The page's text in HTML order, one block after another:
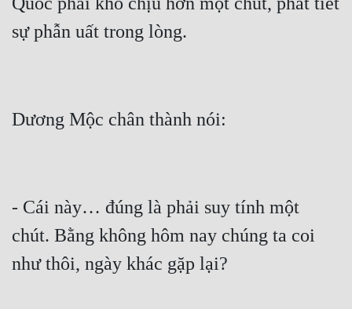
- Cái này… đúng là phải suy tính một
chút. Bằng không hôm nay chúng ta coi